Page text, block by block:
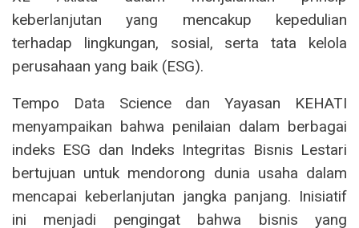
keberlanjutan yang mencakup kepedulian
terhadap lingkungan, sosial, serta tata kelola
perusahaan yang baik (ESG).
Tempo Data Science dan Yayasan KEHATI
menyampaikan bahwa penilaian dalam berbagai
indeks ESG dan Indeks Integritas Bisnis Lestari
bertujuan untuk mendorong dunia usaha dalam
mencapai keberlanjutan jangka panjang. Inisiatif
ini menjadi pengingat bahwa bisnis yang